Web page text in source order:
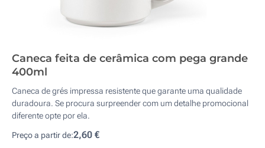
Caneca feita de cerâmica com pega grande
400ml
Caneca de grés impressa resistente que garante uma qualidade
duradoura. Se procura surpreender com um detalhe promocional
diferente opte por ela.
Preço a partir de:2,60 €